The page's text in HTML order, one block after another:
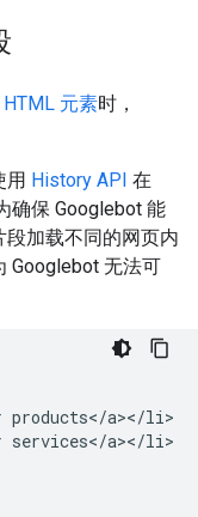
HTML 元素时，
用 History API 在
确保 Googlebot 能
加载不同的网页内
Googlebot 无法可
products</a></li
services</a></li